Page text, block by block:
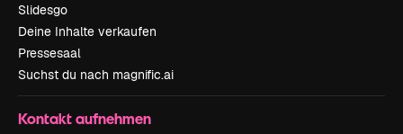
Slidesgo
Deine Inhalte verkaufen
Pressesaal
Suchst du nach magnific.ai
Kontakt aufnehmen